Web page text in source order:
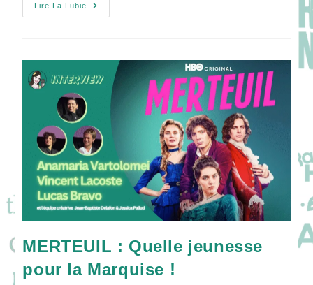
Lire La Lubie
[VIDEO]
MENACE
Natacha
Lindinger
Tandem
Explosif
!
MERTEUIL : Quelle jeunesse
pour la Marquise !